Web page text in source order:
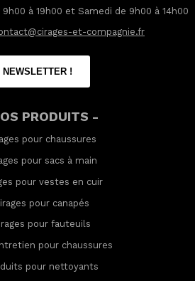
à 19h00 et Samedi de 9h00 à 14h00
et-compagnie.fr
!
PRODUITS -
pour chaussures
pour sacs à main
pour vestes en cuir
pour canapés
pour fauteuils
pour chaussures
pour nettoyants